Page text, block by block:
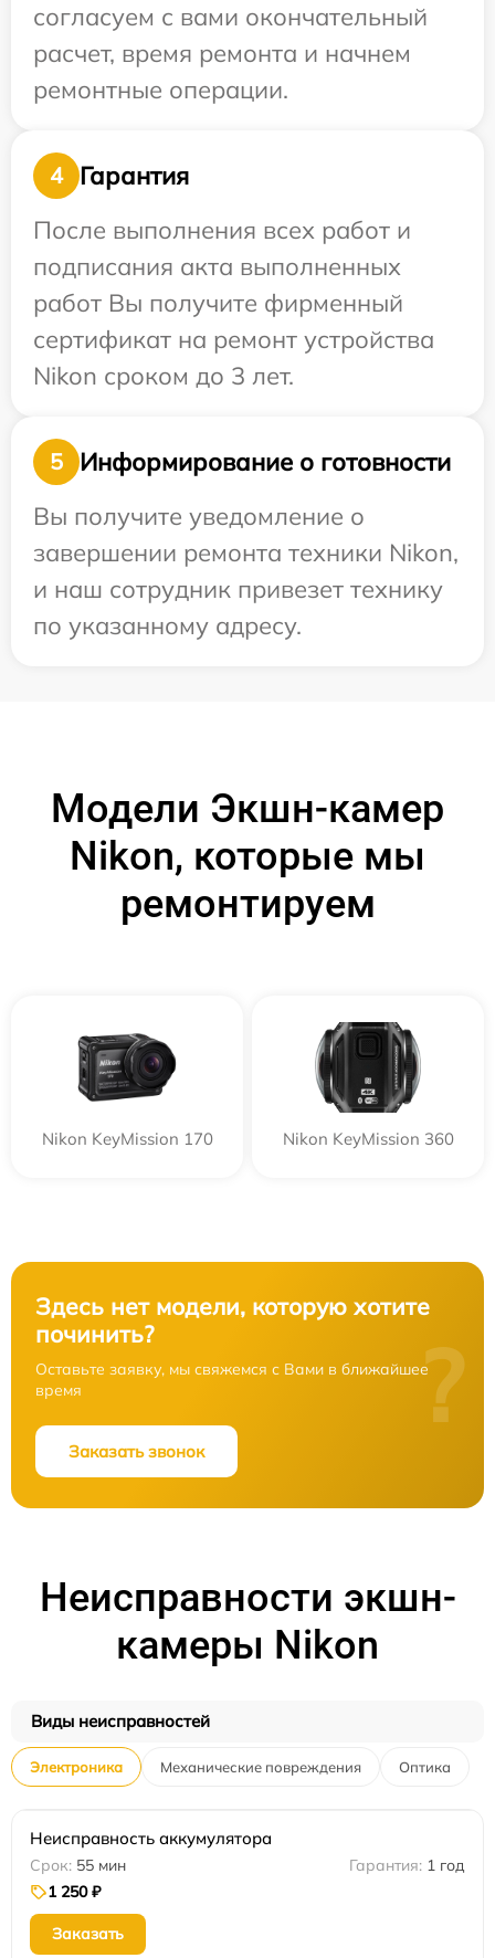
согласуем с вами окончательный
расчет, время ремонта и начнем
ремонтные операции.
4
Гарантия
После выполнения всех работ и
подписания акта выполненных
работ Вы получите фирменный
сертификат на ремонт устройства
Nikon сроком до 3 лет.
5
Информирование о готовности
Вы получите уведомление о
завершении ремонта техники Nikon,
и наш сотрудник привезет технику
по указанному адресу.
Модели Экшн-камер
Nikon, которые мы
ремонтируем
Nikon KeyMission 170 Nikon KeyMission 360
Здесь нет модели, которую хотите
починить?
Оставьте заявку, мы свяжемся с Вами в ближайшее
время
Заказать звонок
?
Неисправности экшн-
камеры Nikon
Виды неисправностей
Электроника Механические повреждения Оптика
Неисправность аккумулятора
55 мин
1 год
1 250 ₽
Заказать